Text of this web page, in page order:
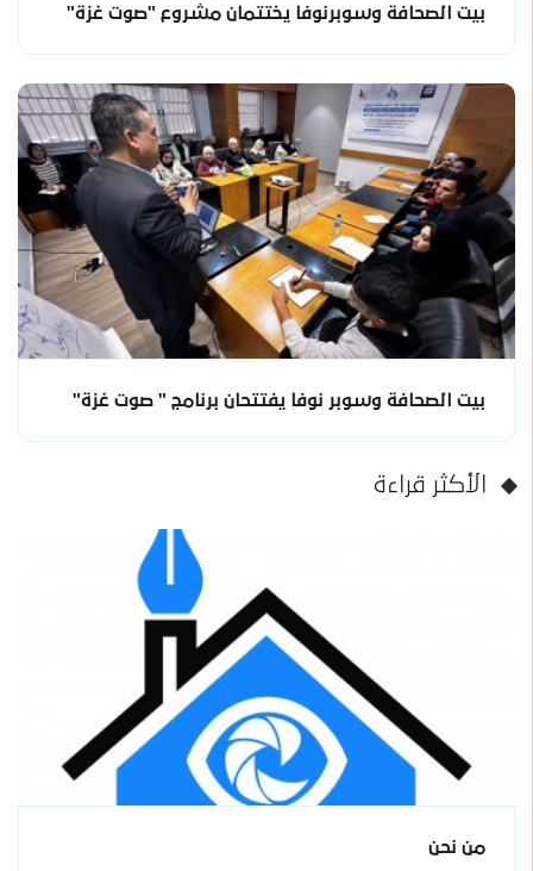
بيت الصحافة وسوبرنوفا يختتمان مشروع "صوت غزة"
بيت الصحافة وسوبر نوفا يفتتحان برنامج " صوت غزة"
الأكثر قراءة
من نحن